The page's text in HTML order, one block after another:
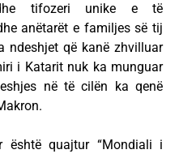
dhe tifozeri unike e të
anëtarët e familjes së tij
ndeshjet që kanë zhvilluar
i Katarit nuk ka munguar
në të cilën ka qenë
është quajtur “Mondiali i